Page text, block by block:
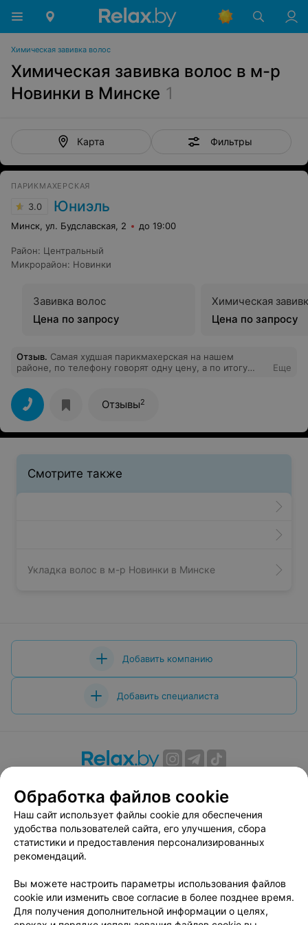
Химическая завивка волос
Химическая завивка волос в м-р
Новинки в Минске 1
Карта Фильтры
ПАРИКМАХЕРСКАЯ
3.0 Юниэль
Минск, ул. Будславская, 2 до 19:00
Район: Центральный
Микрорайон: Новинки
Завивка волос
Цена по запросу
Химическая
Цена по запросу
Отзыв. Самая худшая парикмахерская на нашем
районе, по телефону говорят одну цену, а по итогу
технике. Садясь в кресло мастер об этом не
предупреждает. Мало того, ещё и подстригли, как в
первый раз взяли в руки инструмент. Сама директор,
не разговаривает и проблем не решает!!!
Еще
Отзывы2
Смотрите также
Укладка волос в м-р Новинки в Минске
Добавить компанию
Добавить специалиста
Вакансии
Публичный договор
Способы оплаты
Публичный договор по использованию сервиса
«Афиша»
Пользовательское соглашение
Связаться по вопросам сотрудничества
Написать руководителю relax.by
Обработка файлов cookie
Наш сайт использует файлы cookie для обеспечения
удобства пользователей сайта, его улучшения, сбора
статистики и предоставления персонализированных
рекомендаций.
Вы можете настроить параметры использования файлов
cookie или изменить свое согласие в более позднее время.
Для получения дополнительной информации о целях,